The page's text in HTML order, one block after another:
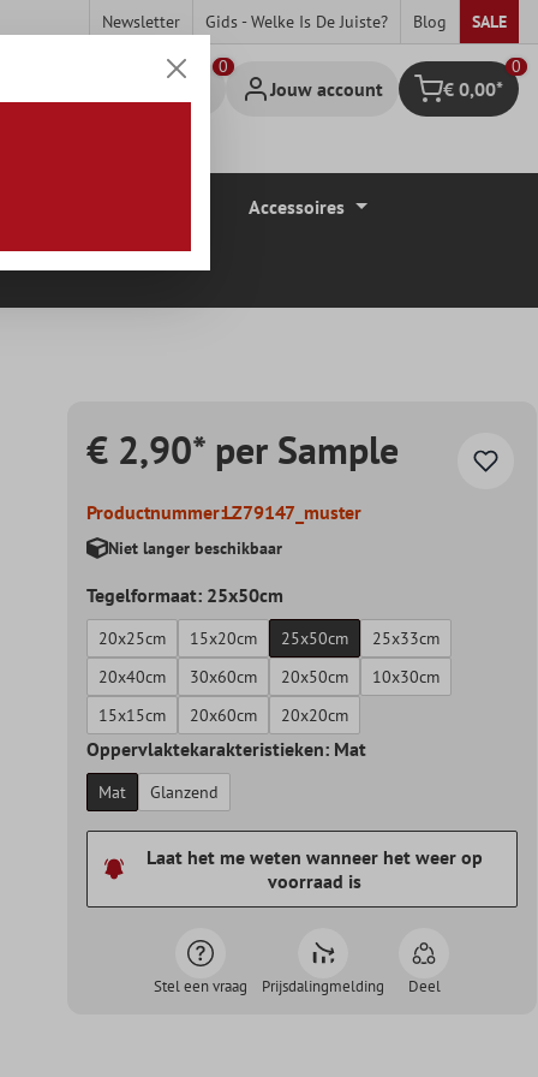
Newsletter Gids - Welke Is De Juiste? Blog SALE
Jouw account Winkelmandje
0
€ 0,00*
Accessoires
€ 2,90* per Sample
Productnummer:LZ79147_muster
Niet langer beschikbaar
Tegelformaat: 25x50cm
20x25cm 15x20cm 25x50cm
25x33cm
20x40cm
30x60cm 20x50cm
10x30cm
15x15cm
20x60cm 20x20cm
Oppervlaktekarakteristieken: Mat
Mat Glanzend
Laat het me weten wanneer het weer op
voorraad is
Stel een vraag Prijsdalingmelding Deel